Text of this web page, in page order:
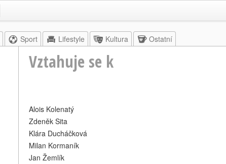
Sport Lifestyle Kultura Ostatní
Vztahuje se k
Alois Kolenatý
Zdeněk Sita
Klára Ducháčková
Milan Kormaník
Jan Žemlík